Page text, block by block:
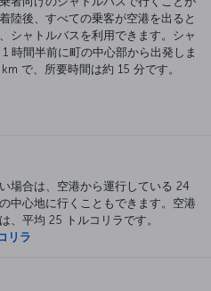
陸後、すべての乗客が空港を出ると
シャトルバスを利用できます。シャ
時間半前に町の中心部から出発しま
で、所要時間は約 15 分です。
場合は、空港から運行している 24
中心地に行くこともできます。空港
、平均 25 トルコリラです。
リラ